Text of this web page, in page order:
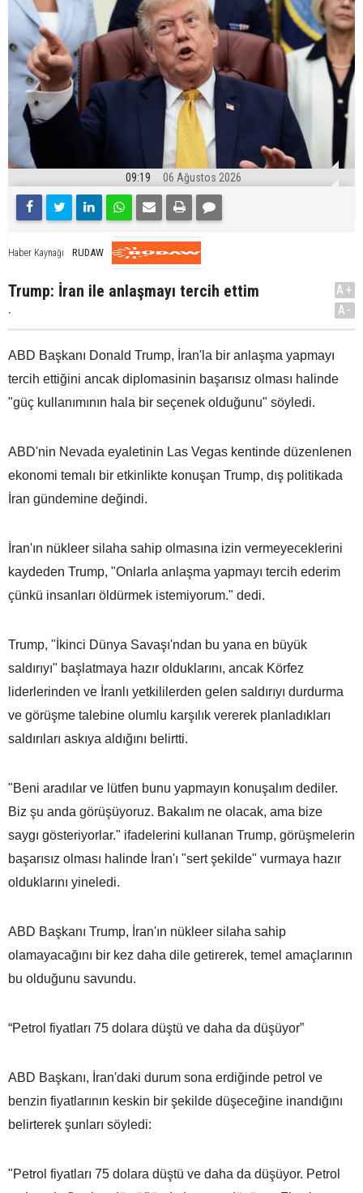
09:19 06 Ağustos 2026
Haber Kaynağı RUDAW
Trump: İran ile anlaşmayı tercih ettim
.
A+
A-
ABD Başkanı Donald Trump, İran'la bir anlaşma yapmayı
tercih ettiğini ancak diplomasinin başarısız olması halinde
"güç kullanımının hala bir seçenek olduğunu" söyledi.
ABD'nin Nevada eyaletinin Las Vegas kentinde düzenlenen
ekonomi temalı bir etkinlikte konuşan Trump, dış politikada
İran gündemine değindi.
İran'ın nükleer silaha sahip olmasına izin vermeyeceklerini
kaydeden Trump, "Onlarla anlaşma yapmayı tercih ederim
çünkü insanları öldürmek istemiyorum." dedi.
Trump, "İkinci Dünya Savaşı'ndan bu yana en büyük
saldırıyı" başlatmaya hazır olduklarını, ancak Körfez
liderlerinden ve İranlı yetkililerden gelen saldırıyı durdurma
ve görüşme talebine olumlu karşılık vererek planladıkları
saldırıları askıya aldığını belirtti.
"Beni aradılar ve lütfen bunu yapmayın konuşalım dediler.
Biz şu anda görüşüyoruz. Bakalım ne olacak, ama bize
saygı gösteriyorlar." ifadelerini kullanan Trump, görüşmelerin
başarısız olması halinde İran'ı "sert şekilde" vurmaya hazır
olduklarını yineledi.
ABD Başkanı Trump, İran'ın nükleer silaha sahip
olamayacağını bir kez daha dile getirerek, temel amaçlarının
bu olduğunu savundu.
“Petrol fiyatları 75 dolara düştü ve daha da düşüyor”
ABD Başkanı, İran'daki durum sona erdiğinde petrol ve
benzin fiyatlarının keskin bir şekilde düşeceğine inandığını
belirterek şunları söyledi:
"Petrol fiyatları 75 dolara düştü ve daha da düşüyor. Petrol